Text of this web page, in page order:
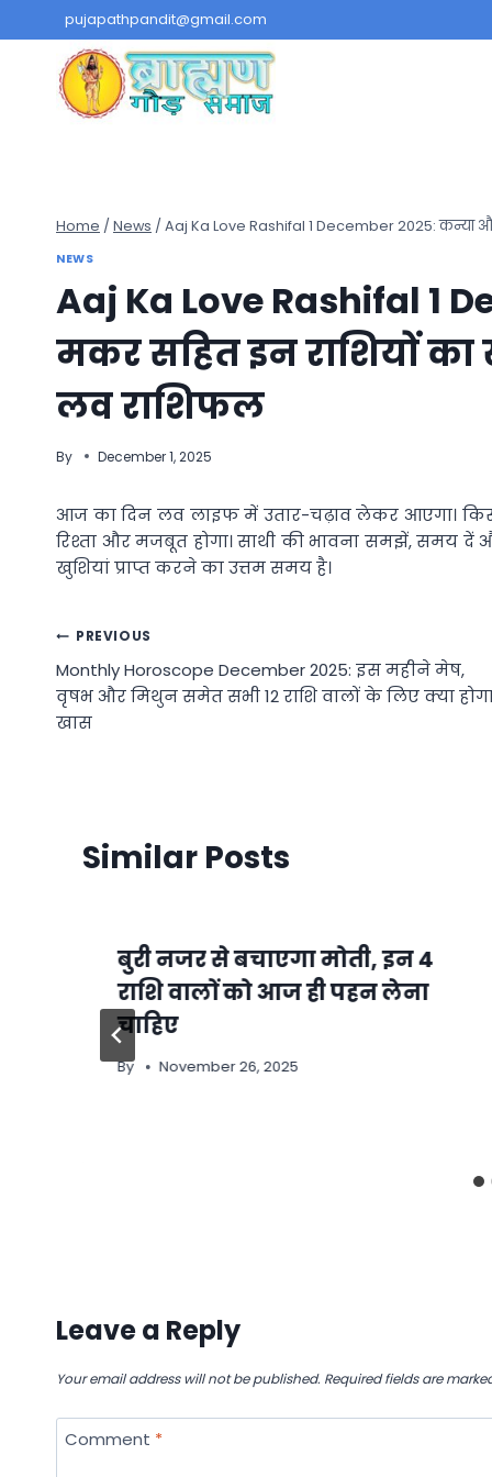
to
content
pujapathpandit@gmail.com
Home / News / Aaj Ka Love Rashifal 1 December 2025: कन्या
NEWS
Aaj Ka Love Rashifal 1
मकर सहित इन राशियों का
लव राशिफल
By December 1, 2025
आज का दिन लव लाइफ में उतार-चढ़ाव लेकर आएगा।
रिश्ता और मजबूत होगा। साथी की भावना समझें, समय
खुशियां प्राप्त करने का उत्तम समय है।
Post
navigation
PREVIOUS
Monthly Horoscope December 2025: इस महीने मेष,
वृषभ और मिथुन समेत सभी 12 राशि वालों के लिए क्या
खास
Similar Posts
बुरी नजर से बचाएगा मोती, इन 4
राशि वालों को आज ही पहन लेना
चाहिए
By November 26, 2025
Leave a Reply
Your email address will not be published. Required fields are
Comment *